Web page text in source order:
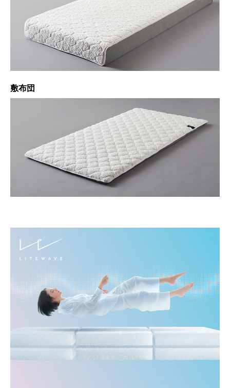
敷布団